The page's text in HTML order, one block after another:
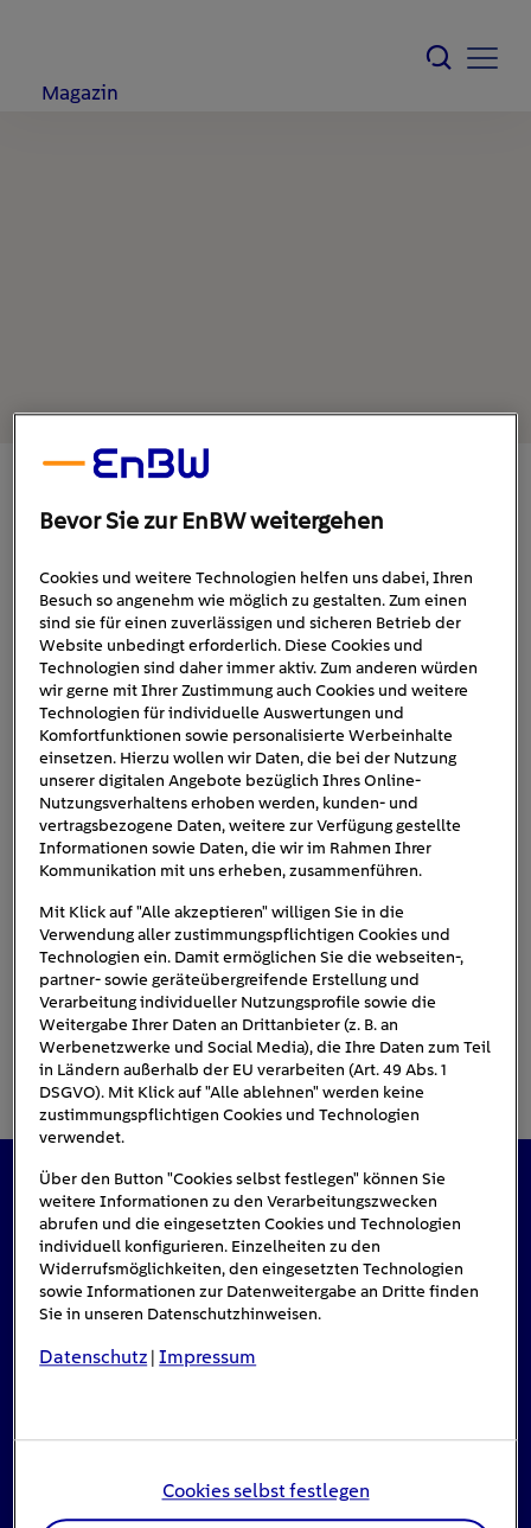
Magazin
21. März 2022 1min
E-Camper-e-NV200-Winter-
Camper
Das könnte Sie auch interessieren
#Solarenergie
Bevor Sie zur EnBW weitergehen
Cookies und weitere Technologien helfen uns dabei, Ihren
Besuch so angenehm wie möglich zu gestalten. Zum einen
sind sie für einen zuverlässigen und sicheren Betrieb der
Website unbedingt erforderlich. Diese Cookies und
Technologien sind daher immer aktiv. Zum anderen würden
wir gerne mit Ihrer Zustimmung auch Cookies und weitere
Technologien für individuelle Auswertungen und
Komfortfunktionen sowie personalisierte Werbeinhalte
einsetzen. Hierzu wollen wir Daten, die bei der Nutzung
unserer digitalen Angebote bezüglich Ihres Online-
Nutzungsverhaltens erhoben werden, kunden- und
vertragsbezogene Daten, weitere zur Verfügung gestellte
Informationen sowie Daten, die wir im Rahmen Ihrer
Kommunikation mit uns erheben, zusammenführen.
Mit Klick auf "Alle akzeptieren" willigen Sie in die
Verwendung aller zustimmungspflichtigen Cookies und
Technologien ein. Damit ermöglichen Sie die webseiten-,
partner- sowie geräteübergreifende Erstellung und
Verarbeitung individueller Nutzungsprofile sowie die
Weitergabe Ihrer Daten an Drittanbieter (z. B. an
Werbenetzwerke und Social Media), die Ihre Daten zum Teil
in Ländern außerhalb der EU verarbeiten (Art. 49 Abs. 1
DSGVO). Mit Klick auf "Alle ablehnen" werden keine
zustimmungspflichtigen Cookies und Technologien
verwendet.
Über den Button "Cookies selbst festlegen" können Sie
weitere Informationen zu den Verarbeitungszwecken
abrufen und die eingesetzten Cookies und Technologien
individuell konfigurieren. Einzelheiten zu den
Widerrufsmöglichkeiten, den eingesetzten Technologien
sowie Informationen zur Datenweitergabe an Dritte finden
Sie in unseren Datenschutzhinweisen.
Datenschutz |Impressum
Cookies selbst festlegen